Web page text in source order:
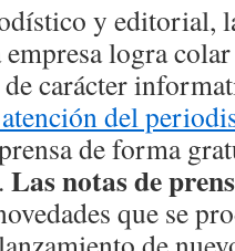
y editorial,
logra
carácter
del
de forma
Las notas de
que se